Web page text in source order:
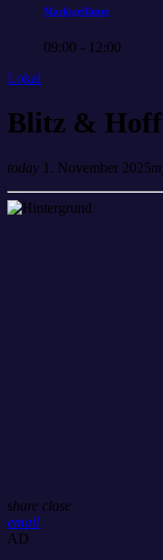
Marktgeflüster
09:00 - 12:00
Lokal
Blitz &
today 1. November 2025
share close
email
AD